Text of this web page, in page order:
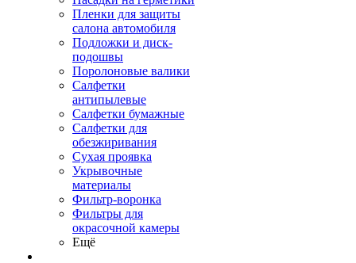
Пленки для защиты
салона автомобиля
Подложки и диск-
подошвы
Поролоновые валики
Салфетки
антипылевые
Салфетки бумажные
Салфетки для
обезжиривания
Сухая проявка
Укрывочные
материалы
Фильтр-воронка
Фильтры для
окрасочной камеры
Ещё